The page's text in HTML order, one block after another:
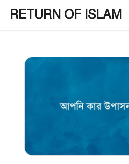
content
RETURN OF ISLAM